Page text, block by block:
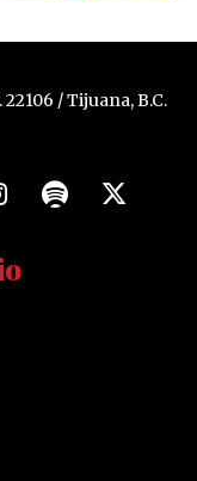
/ Tijuana, B.C.